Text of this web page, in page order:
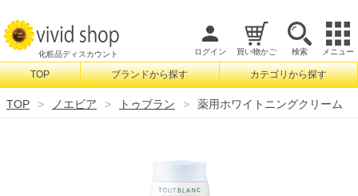
化粧品ディスカウント ログイン 買い物かご 検索 メニュー
検索
TOP ブランドから探す カテゴリから探す
TOP ノエビア トゥブラン 薬用ホワイトニングクリーム